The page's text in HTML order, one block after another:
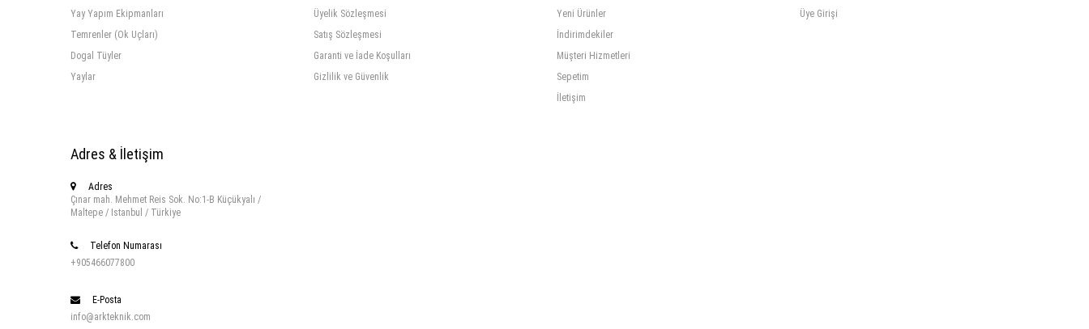
Yay Yapım Ekipmanları
Temrenler (Ok Uçları)
Dogal Tüyler
Yaylar
Üyelik Sözleşmesi
Satış Sözleşmesi
Garanti ve İade Koşulları
Gizlilik ve Güvenlik
Yeni Ürünler
İndirimdekiler
Müşteri Hizmetleri
Sepetim
İletişim
Üye Girişi
Adres & İletişim
Adres
Çınar mah. Mehmet Reis Sok. No:1-B Küçükyalı /
Maltepe / Istanbul / Türkiye
Telefon Numarası
+905466077800
E-Posta
info@arkteknik.com